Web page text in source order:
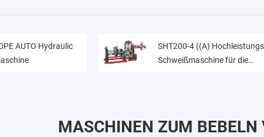
AUTO Hydraulic
SHT200-4 ((A)
Schweißmaschine für die
MASCHINEN ZUM BEBELN